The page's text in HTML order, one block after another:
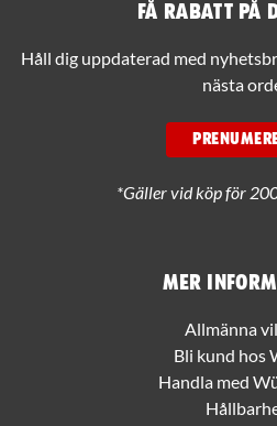
Mer
Allmänna
Bli kund hos
Handla med
Få rabatt på
Håll dig uppdaterad med
nästa
*Gäller vid köp för